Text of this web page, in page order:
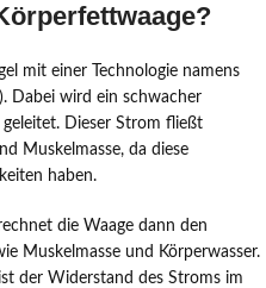
mit einer Technologie namens
Dabei wird ein schwacher
Dieser Strom fließt
Muskelmasse, da diese
haben.
die Waage dann den
Muskelmasse und Körperwasser.
der Widerstand des Stroms im